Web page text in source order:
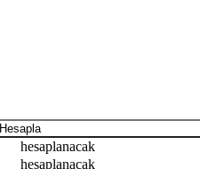
Hesapla
hesaplanacak
hesaplanacak